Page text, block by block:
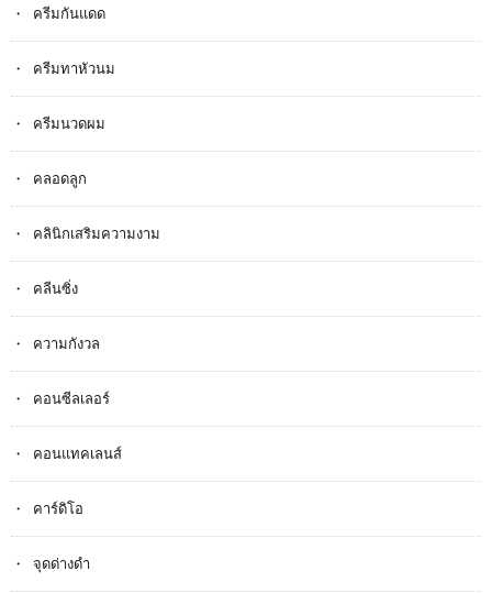
ครีมกันแดด
ครีมทาหัวนม
ครีมนวดผม
คลอดลูก
คลินิกเสริมความงาม
คลีนซิ่ง
ความกังวล
คอนซีลเลอร์
คอนแทคเลนส์
คาร์ดิโอ
จุดด่างดำ